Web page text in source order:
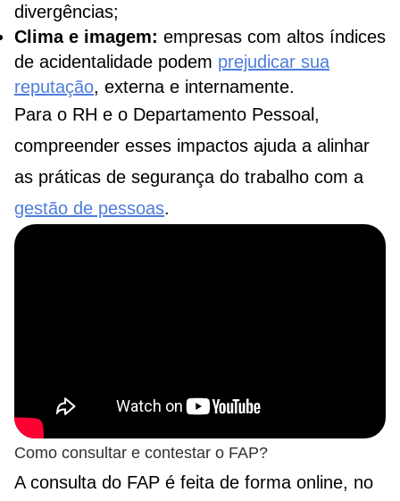
divergências;
Clima e imagem: empresas com altos índices
de acidentalidade podem prejudicar sua
reputação, externa e internamente.
Para o RH e o Departamento Pessoal,
compreender esses impactos ajuda a alinhar
as práticas de segurança do trabalho com a
gestão de pessoas.
Como consultar e contestar o FAP?
A consulta do FAP é feita de forma online, no